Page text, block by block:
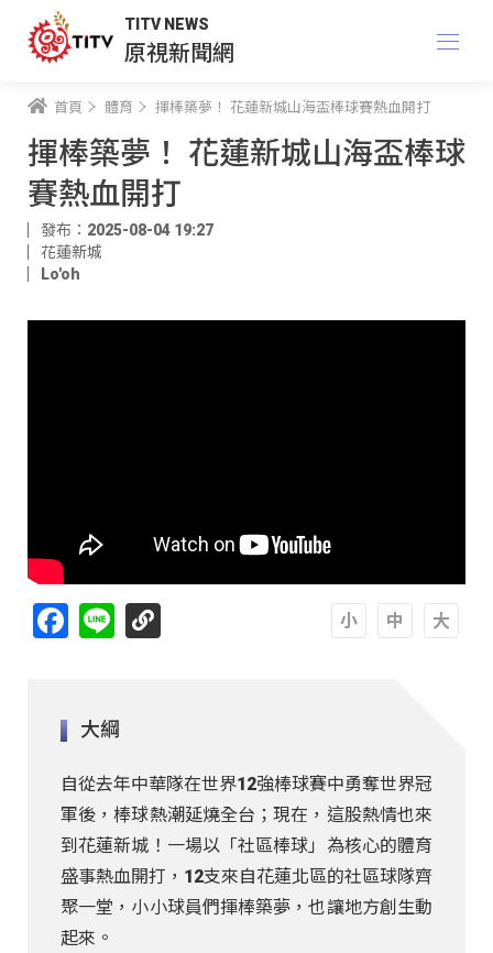
TITV NEWS
原視新聞網
首頁 體育 揮棒築夢！ 花蓮新城山海盃棒球賽熱血開打
揮棒築夢！ 花蓮新城山海盃棒球
賽熱血開打
發布：2025-08-04 19:27
花蓮新城
Lo'oh
Facebook
Line
大綱
自從去年中華隊在世界12強棒球賽中勇奪世界冠
軍後，棒球熱潮延燒全台；現在，這股熱情也來
到花蓮新城！一場以「社區棒球」為核心的體育
盛事熱血開打，12支來自花蓮北區的社區球隊齊
聚一堂，小小球員們揮棒築夢，也讓地方創生動
起來。